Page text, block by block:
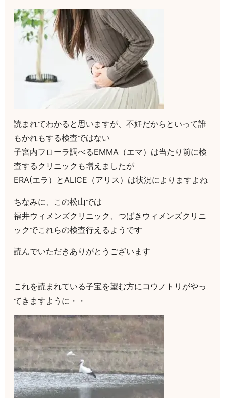
読まれてわかると思いますが、不妊だからといって誰
もかれもする検査ではない
子宮内フローラ調べるEMMA（エマ）は当たり前に検
査するクリニックも増えましたが
ERA(エラ）とALICE（アリス）は状況によりますよね
ちなみに、この松山では
福井ウィメンズクリニック、つばきウィメンズクリニ
ックでこれらの検査行えるようです
読んでいただきありがとうございます
これを読まれている子宝を望む方にコウノトリがやっ
てきますように・・